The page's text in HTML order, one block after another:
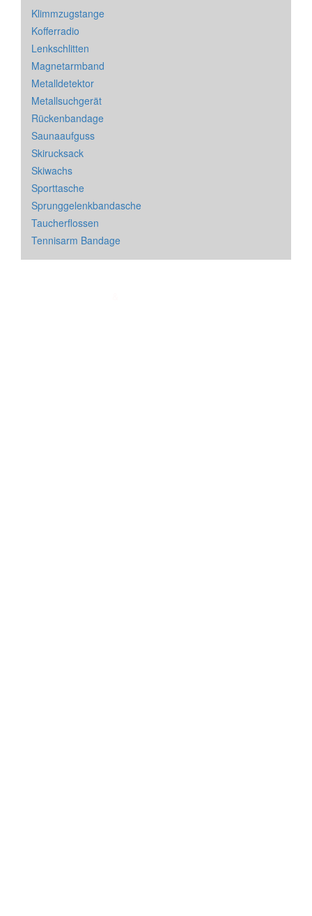
Klimmzugstange
Kofferradio
Lenkschlitten
Magnetarmband
Metalldetektor
Metallsuchgerät
Rückenbandage
Saunaaufguss
Skirucksack
Skiwachs
Sporttasche
Sprunggelenkbandasche
Taucherflossen
Tennisarm Bandage